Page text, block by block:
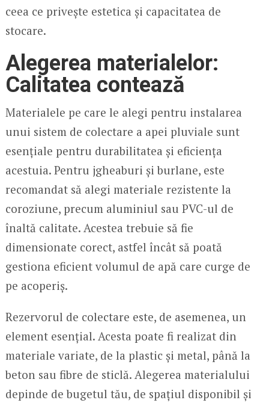
ceea ce privește estetica și capacitatea de
stocare.
Alegerea materialelor:
Calitatea contează
Materialele pe care le alegi pentru instalarea
unui sistem de colectare a apei pluviale sunt
esențiale pentru durabilitatea și eficiența
acestuia. Pentru jgheaburi și burlane, este
recomandat să alegi materiale rezistente la
coroziune, precum aluminiul sau PVC-ul de
înaltă calitate. Acestea trebuie să fie
dimensionate corect, astfel încât să poată
gestiona eficient volumul de apă care curge de
pe acoperiș.
Rezervorul de colectare este, de asemenea, un
element esențial. Acesta poate fi realizat din
materiale variate, de la plastic și metal, până la
beton sau fibre de sticlă. Alegerea materialului
depinde de bugetul tău, de spațiul disponibil și